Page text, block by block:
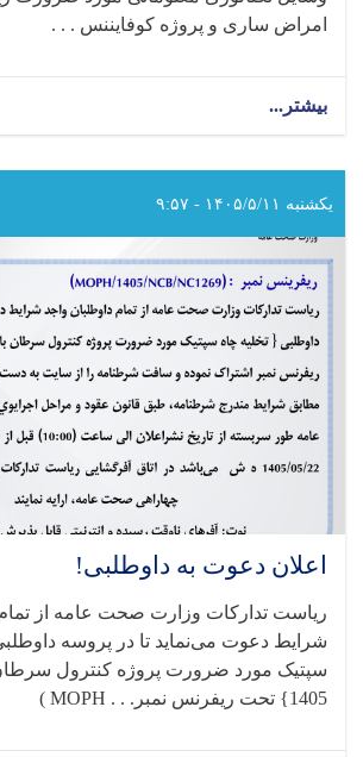
امراض ساری و پروژه کوفایننس . . .
بیشتر...
به
داوطلبی!
یکشنبه ۱۴۰۵/۵/۱۱ - ۹:۵۷
اعلان دعوت به داوطلبی!
ریاست تدارکات وزارت صحت عامه از تمام
شرایط دعوت می‌نماید تا در پروسه
سپتیک مورد ضرورت پروژه کنترول
1405} تحت ریفرنس نمبر
( MOPH . . .